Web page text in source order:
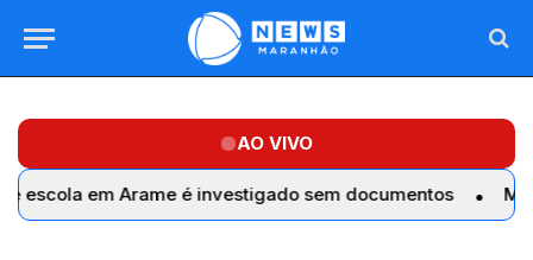
AO VIVO
Arame é investigado sem documentos MP arquiva